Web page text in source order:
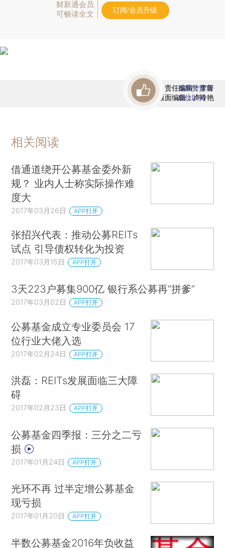
财新通会员
可畅读全文
订阅/会员升级
责任编辑：李箐
版面编辑：卢玲艳
首席赞赏官
虚位以待
相关阅读
借通道绕开公募基金委外新
规？ 业内人士称实际操作难
度大
2017年03月26日 APP打开
张招兴代表：推动公募REITs
试点 引导债权转化为投资
2017年03月15日 APP打开
3天223户募集900亿 银行系公募再“拼爹”
2017年03月02日 APP打开
公募基金成立专业委员会 17
位行业大佬入选
2017年02月24日 APP打开
洪磊：REITs发展面临三大障
碍
2017年02月23日 APP打开
公募基金四季报：三分之二亏
损
2017年01月24日 APP打开
光环不再 过半定增公募基金
现亏损
2017年01月20日 APP打开
半数公募基金2016年负收益